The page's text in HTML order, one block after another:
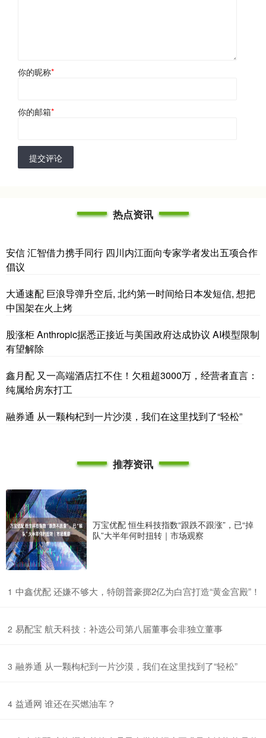
你的昵称*
你的邮箱*
提交评论
热点资讯
安信 汇智借力携手同行 四川内江面向专家学者发出五项合作
倡议
大通速配 巨浪导弹升空后, 北约第一时间给日本发短信, 想把
中国架在火上烤
股涨柜 Anthropic据悉正接近与美国政府达成协议 AI模型限制
有望解除
鑫月配 又一高端酒店扛不住！欠租超3000万，经营者直言：
纯属给房东打工
融券通 从一颗枸杞到一片沙漠，我们在这里找到了“轻松”
推荐资讯
万宝优配 恒生科技指数“跟跌不跟涨”，已“掉
队”大半年何时扭转｜市场观察
1 ​中鑫优配 还嫌不够大，特朗普豪掷2亿为白宫打造“黄金宫殿”！
2 ​易配宝 航天科技：补选公司第八届董事会非独立董事
3 ​融券通 从一颗枸杞到一片沙漠，我们在这里找到了“轻松”
4 ​益通网 谁还在买燃油车？